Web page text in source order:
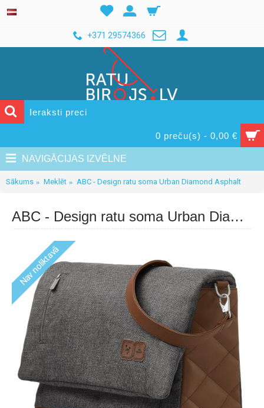
+371 29574366
0 preču(s) - 0,00 €
NAVIGĀCIJAS IZVĒLNE
Sākums Meklēt ABC - Design ratu soma Urban Diamond Asphalt
ABC - Design ratu soma Urban Diamond Asphalt
Nav noliktavā